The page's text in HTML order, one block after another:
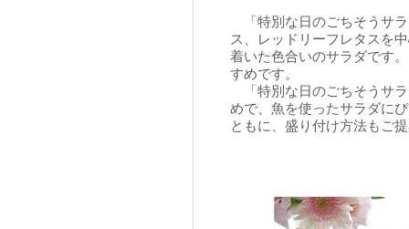
「特別な日のごちそうサ
ス、レッドリーフレタスを
着いた色合いのサラダです
すめです。
「特別な日のごちそうサ
めで、魚を使ったサラダに
ともに、盛り付け方法もご